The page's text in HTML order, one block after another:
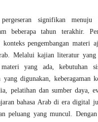
signifikan menuju
beberapa tahun terakhir.
pengembangan materi
Melalui kajian literatur yang
yang ada, kebutuhan
digunakan, keberagaman
pelatihan dan sumber daya,
bahasa Arab di era digital
peluang yang muncul.